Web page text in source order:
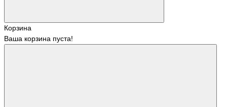
Корзина
Ваша корзина пуста!